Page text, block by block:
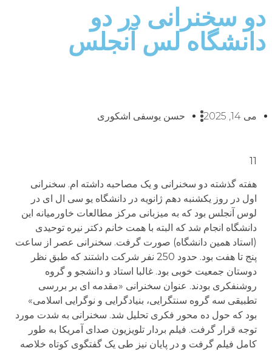
دو سخنرانی در دو
دانشگاه لس آنجلس
می 14, 2025 حسن یوسفی اشکوری
11
هفته گذشته دو سخنرانی و یک مصاحبه داشته ام. سخنرانی
اول در روز یکشنبه دهم ژانویه در دانشگاه یو سی ال ای در
لوس آنجلس بود که به میزبانی مرکز مطالعات خاورمیانه این
دانشگاه انجام شد که البته با همت خانم دکتر نیره توحیدی
(استاد همین دانشگاه) صورت گرفت. سخنرانی عصر از ساعت
پنج تا هفت بود. حدود 250 نفر شرکت داشتند که طبق نظر
دوستان جمعیت خوبی بود. غالبا استاد و دانشجو و گروه
روشنفکری بودند. عنوان سخنرانی «مقدمه ای بر بررسی
تطبیقی سه گروه سنتگرایی، بنیادگرایی و نوگرایی اسلامی»
بود که حول ده محور فکری تحلیل شد. سخنرانی به شدت مورد
توجه قرار گرفت. فیلم بردار تلویزیون صدای آمریکا به طور
کامل فیلم گرفت و در پایان نیز طی یک گفتگوی کوتاه خلاصه